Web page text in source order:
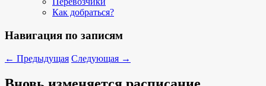
Как добраться?
Навигация по записям
← Предыдущая Следующая →